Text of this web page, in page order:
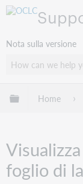
Nota sulla versione
Espandi/
Home
foglio di